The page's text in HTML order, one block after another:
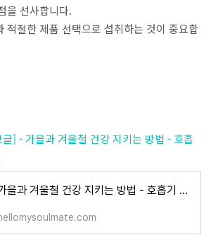
을 선사합니다.
적절한 제품 선택으로 섭취하는 것이 중요합
] - 가을과 겨울철 건강 지키는 방법 - 호흡
가을과 겨울철 건강 지키는 방법 - 호흡기 질환 예방 하기